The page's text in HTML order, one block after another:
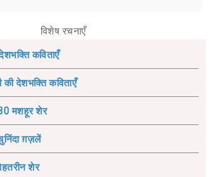
विशेष रचनाएँ
कविताएँ
की देशभक्ति कविताएँ
मशहूर शेर
ग़ज़लें
शेर